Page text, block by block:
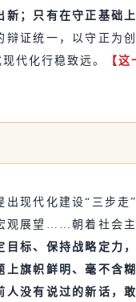
；只有在守正基础
辩证统一，以守正为
代化行稳致远。
【
现代化建设“三步走
观展望……朝着社会主
目标、保持战略定力
旗帜鲜明、毫不含
没有说过的新话，